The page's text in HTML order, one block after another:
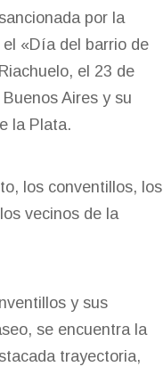
por la
«Día del barrio de
el 23 de
Aires y su
la Plata.
los conventillos, los
vecinos de la
y sus
se encuentra la
trayectoria,